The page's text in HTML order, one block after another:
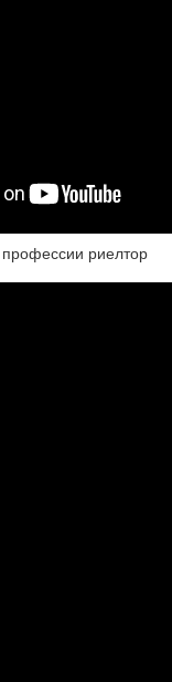
риелтор